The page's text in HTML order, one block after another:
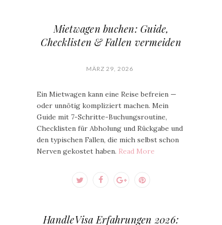
Mietwagen buchen: Guide,
Checklisten & Fallen vermeiden
MÄRZ 29, 2026
Ein Mietwagen kann eine Reise befreien —
oder unnötig kompliziert machen. Mein
Guide mit 7-Schritte-Buchungsroutine,
Checklisten für Abholung und Rückgabe und
den typischen Fallen, die mich selbst schon
Nerven gekostet haben. Read More
HandleVisa Erfahrungen 2026: